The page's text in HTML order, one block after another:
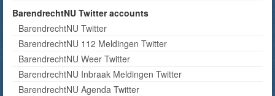
BarendrechtNU Twitter accounts
BarendrechtNU Twitter
BarendrechtNU 112 Meldingen Twitter
BarendrechtNU Weer Twitter
BarendrechtNU Inbraak Meldingen Twitter
BarendrechtNU Agenda Twitter